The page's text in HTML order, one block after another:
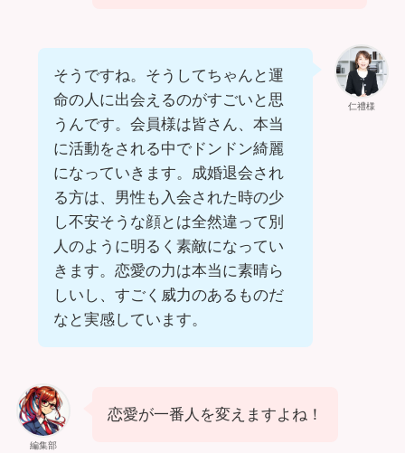
仁禮様
そうですね。そうしてちゃんと運
命の人に出会えるのがすごいと思
うんです。会員様は皆さん、本当
に活動をされる中でドンドン綺麗
になっていきます。成婚退会され
る方は、男性も入会された時の少
し不安そうな顔とは全然違って別
人のように明るく素敵になってい
きます。恋愛の力は本当に素晴ら
しいし、すごく威力のあるものだ
なと実感しています。
編集部
恋愛が一番人を変えますよね！